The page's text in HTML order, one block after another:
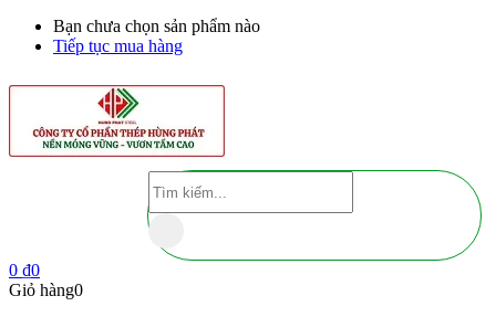
Bạn chưa chọn sản phẩm nào
Tiếp tục mua hàng
0 ₫0
Giỏ hàng0